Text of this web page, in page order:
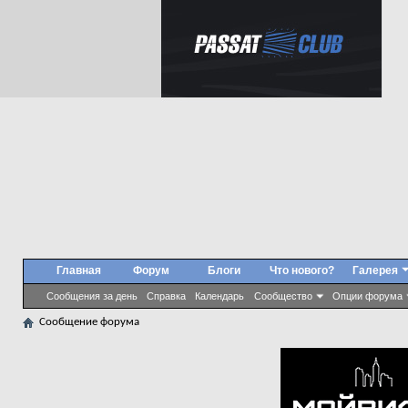
Главная Форум
Сообщения за день Справка Календарь Сообщество Опции форума
Блоги Что нового? Галерея
Сообщение форума